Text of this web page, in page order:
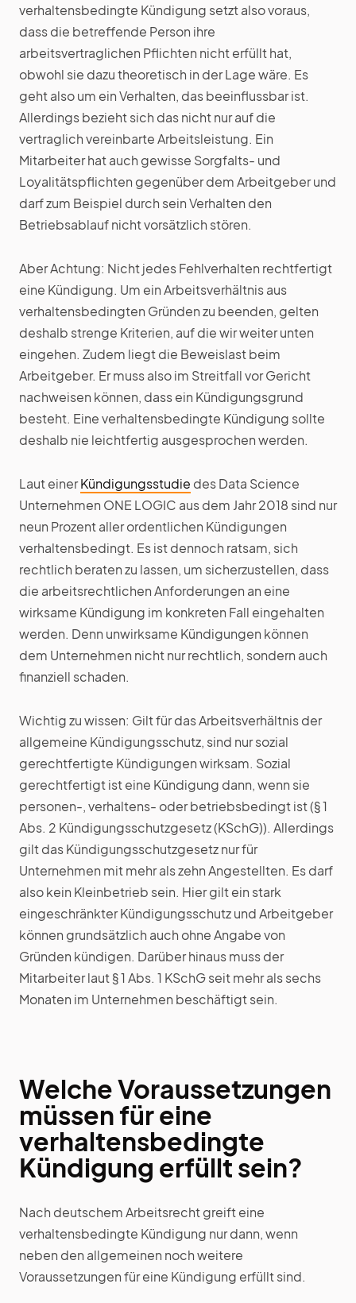
verhaltensbedingte Kündigung setzt also voraus,
dass die betreffende Person ihre
arbeitsvertraglichen Pflichten nicht erfüllt hat,
obwohl sie dazu theoretisch in der Lage wäre. Es
geht also um ein Verhalten, das beeinflussbar ist.
Allerdings bezieht sich das nicht nur auf die
vertraglich vereinbarte Arbeitsleistung. Ein
Mitarbeiter hat auch gewisse Sorgfalts- und
Loyalitätspflichten gegenüber dem Arbeitgeber und
darf zum Beispiel durch sein Verhalten den
Betriebsablauf nicht vorsätzlich stören.
Aber Achtung: Nicht jedes Fehlverhalten rechtfertigt
eine Kündigung. Um ein Arbeitsverhältnis aus
verhaltensbedingten Gründen zu beenden, gelten
deshalb strenge Kriterien, auf die wir weiter unten
eingehen. Zudem liegt die Beweislast beim
Arbeitgeber. Er muss also im Streitfall vor Gericht
nachweisen können, dass ein Kündigungsgrund
besteht. Eine verhaltensbedingte Kündigung sollte
deshalb nie leichtfertig ausgesprochen werden.
Laut einerKündigungsstudie des Data Science
Unternehmen ONE LOGIC aus dem Jahr 2018 sind nur
neun Prozent aller ordentlichen Kündigungen
verhaltensbedingt. Es ist dennoch ratsam, sich
rechtlich beraten zu lassen, um sicherzustellen, dass
die arbeitsrechtlichen Anforderungen an eine
wirksame Kündigung im konkreten Fall eingehalten
werden. Denn unwirksame Kündigungen können
dem Unternehmen nicht nur rechtlich, sondern auch
finanziell schaden.
Wichtig zu wissen: Gilt für das Arbeitsverhältnis der
allgemeine Kündigungsschutz, sind nur sozial
gerechtfertigte Kündigungen wirksam. Sozial
gerechtfertigt ist eine Kündigung dann, wenn sie
personen-, verhaltens- oder betriebsbedingt ist (§ 1
Abs. 2 Kündigungsschutzgesetz (KSchG)). Allerdings
gilt das Kündigungsschutzgesetz nur für
Unternehmen mit mehr als zehn Angestellten. Es darf
also kein Kleinbetrieb sein. Hier gilt ein stark
eingeschränkter Kündigungsschutz und Arbeitgeber
können grundsätzlich auch ohne Angabe von
Gründen kündigen. Darüber hinaus muss der
Mitarbeiter laut § 1 Abs. 1 KSchG seit mehr als sechs
Monaten im Unternehmen beschäftigt sein.
Welche Voraussetzungen
müssen für eine
verhaltensbedingte
Kündigung erfüllt sein?
Nach deutschem Arbeitsrecht greift eine
verhaltensbedingte Kündigung nur dann, wenn
neben den allgemeinen noch weitere
Voraussetzungen für eine Kündigung erfüllt sind.